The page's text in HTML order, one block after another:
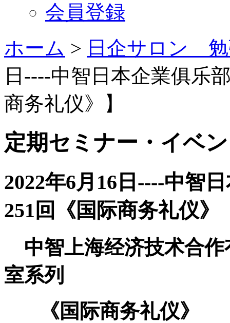
会員登録
ホーム > 日企サロン
日----中智日本企業俱乐
商务礼仪》】
定期セミナー・イベ
2022年6月16日----中智
251回《国际商务礼仪》
中智上海经济技术合
室系列
《国际商务礼仪》